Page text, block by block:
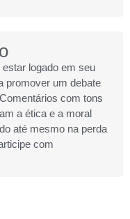
logado em seu
promover um debate
com tons
a ética e a moral
até mesmo na perda
com